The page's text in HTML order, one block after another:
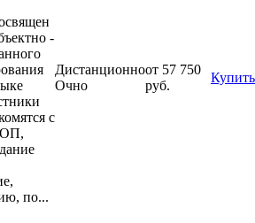
-
с
по...
Дистанционно
Очно
от 57 750
руб.
Купить